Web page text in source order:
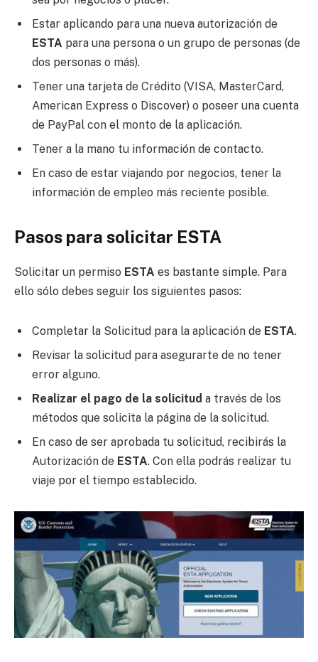
Estar aplicando para una nueva autorización de
ESTA para una persona o un grupo de personas (de
dos personas o más).
Tener una tarjeta de Crédito (VISA, MasterCard,
American Express o Discover) o poseer una cuenta
de PayPal con el monto de la aplicación.
Tener a la mano tu información de contacto.
En caso de estar viajando por negocios, tener la
información de empleo más reciente posible.
Pasos para solicitar ESTA
Solicitar un permiso ESTA es bastante simple. Para
ello sólo debes seguir los siguientes pasos:
Completar la Solicitud para la aplicación de ESTA.
Revisar la solicitud para asegurarte de no tener
error alguno.
Realizar el pago de la solicitud a través de los
métodos que solicita la página de la solicitud.
En caso de ser aprobada tu solicitud, recibirás la
Autorización de ESTA. Con ella podrás realizar tu
viaje por el tiempo establecido.